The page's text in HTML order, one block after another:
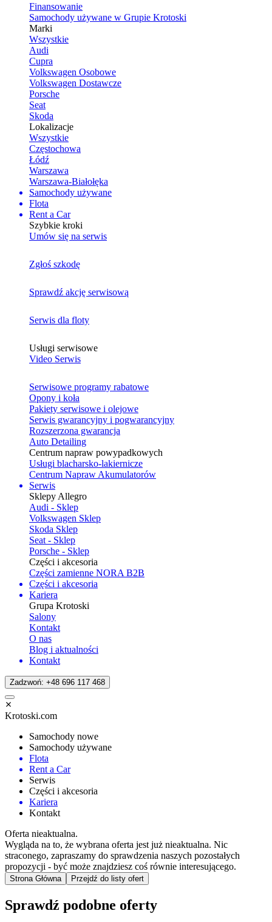
Finansowanie
Samochody używane w Grupie Krotoski
Marki
Wszystkie
Audi
Cupra
Volkswagen Osobowe
Volkswagen Dostawcze
Porsche
Seat
Skoda
Lokalizacje
Wszystkie
Częstochowa
Łódź
Warszawa
Warszawa-Białołęka
Samochody używane
Flota
Rent a Car
Szybkie kroki
Umów się na serwis
Zgłoś szkodę
Sprawdź akcję serwisową
Serwis dla floty
Usługi serwisowe
Video Serwis
Serwisowe programy rabatowe
Opony i koła
Pakiety serwisowe i olejowe
Serwis gwarancyjny i pogwarancyjny
Rozszerzona gwarancja
Auto Detailing
Centrum napraw powypadkowych
Usługi blacharsko-lakiernicze
Centrum Napraw Akumulatorów
Serwis
Sklepy Allegro
Audi - Sklep
Volkswagen Sklep
Skoda Sklep
Seat - Sklep
Porsche - Sklep
Części i akcesoria
Części zamienne NORA B2B
Części i akcesoria
Kariera
Grupa Krotoski
Salony
Kontakt
O nas
Blog i aktualności
Kontakt
Zadzwoń: +48 696 117 468
Krotoski.com
Samochody nowe
Samochody używane
Flota
Rent a Car
Serwis
Części i akcesoria
Kariera
Kontakt
Oferta nieaktualna.
Wygląda na to, że wybrana oferta jest już nieaktualna. Nic
straconego, zapraszamy do sprawdzenia naszych pozostałych
propozycji - być może znajdziesz coś równie interesującego.
Strona Główna Przejdź do listy ofert
Sprawdź podobne oferty